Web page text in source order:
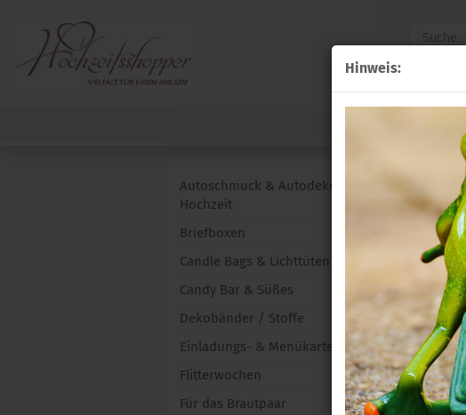
Hinweis:
Autoschmuck & Autodekoration zur
Hochzeit
Briefboxen
Candle Bags & Lichttüten für Hochzeiten
Candy Bar & Süßes
Dekobänder / Stoffe
Einladungs- & Menükarten
Flitterwochen
Für das Brautpaar